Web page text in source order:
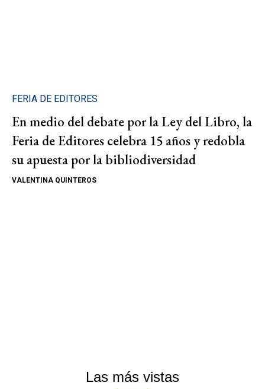
FERIA DE EDITORES
En medio del debate por la Ley del Libro, la
Feria de Editores celebra 15 años y redobla
su apuesta por la bibliodiversidad
VALENTINA QUINTEROS
Las más vistas